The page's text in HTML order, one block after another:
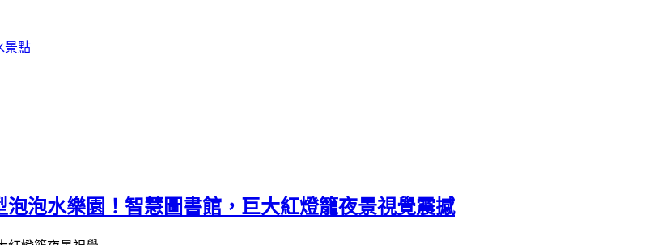
景點
泡水樂園！智慧圖書館，巨大紅燈籠夜景視覺震撼